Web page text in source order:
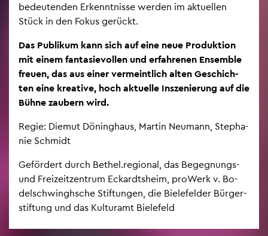
be­deu­ten­den Er­kennt­nis­se wer­den im ak­tu­el­len
Stück in den Fokus ge­rückt.
Das Pu­bli­kum kann sich auf eine neue Pro­duk­ti­on
mit einem fan­ta­sie­vol­len und er­fah­re­nen En­sem­ble
freu­en, das aus einer ver­meint­lich alten Ge­schich­
ten eine krea­ti­ve, hoch ak­tu­el­le In­sze­nie­rung auf die
Bühne zau­bern wird.
Regie: Die­mut Dö­ning­haus, Mar­tin Neu­mann, Ste­pha­
nie Schmidt
Ge­för­dert durch Be­thel.re­gio­nal, das Be­geg­nungs-
und Frei­zeit­zen­trum Eckar­dts­heim, pro­Werk v. Bo­
del­schwingh­sche Stif­tun­gen, die Bie­le­fel­der Bür­ger­
stif­tung und das Kul­tur­amt Bie­le­feld